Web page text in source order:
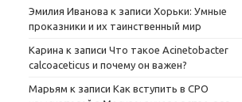
Эмилия Иванова к записи Хорьки: Умные
проказники и их таинственный мир
Карина к записи Что такое Acinetobacter
calcoaceticus и почему он важен?
Марьям к записи Как вступить в СРО